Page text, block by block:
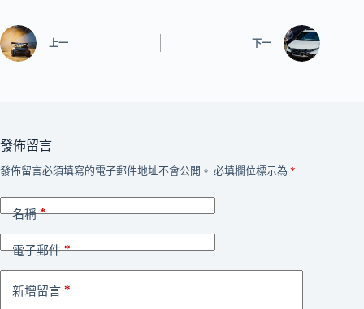
上一 下一
發佈留言
發佈留言必須填寫的電子郵件地址不會公開。 必填欄位標示為 *
名稱*
電子郵件*
新增留言 *